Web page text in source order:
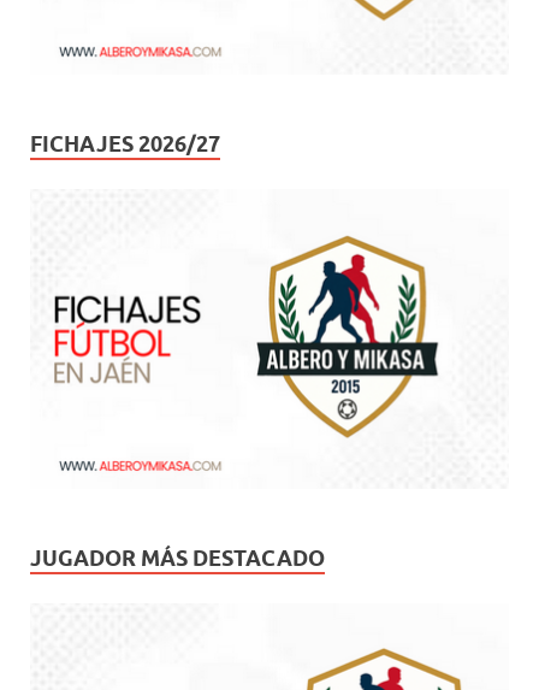
FICHAJES 2026/27
JUGADOR MÁS DESTACADO